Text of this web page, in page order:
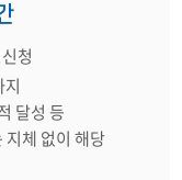
청
달성 등
지체 없이 해당